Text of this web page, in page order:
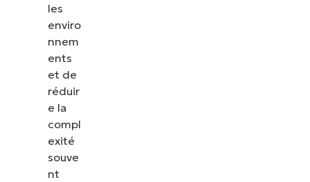
les
enviro
nnem
ents
et de
réduir
e la
compl
exité
souve
nt